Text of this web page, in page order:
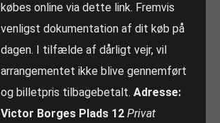
købes online via dette link. Fremvis
venligst dokumentation af dit køb på
dagen. I tilfælde af dårligt vejr, vil
arrangementet ikke blive gennemført
og billetpris tilbagebetalt.Adresse:
Victor Borges Plads 12 Privat